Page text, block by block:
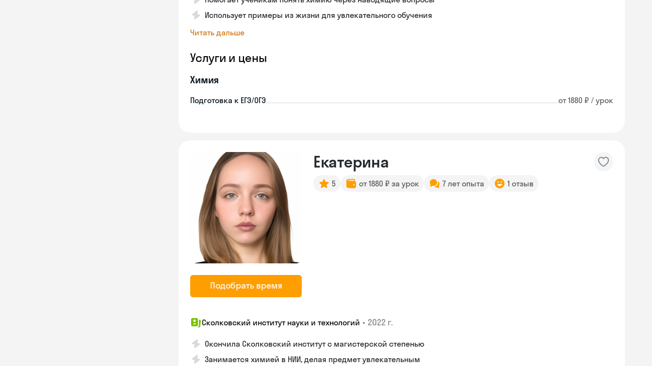
Использует примеры из жизни для увлекательного обучения
Читать дальше
Услуги и цены
Химия
Подготовка к ЕГЭ/ОГЭ от 1880 ₽ / урок
Подобрать время
Екатерина
5 от 1880 ₽ за урок 7 лет опыта 1 отзыв
Сколковский институт науки и технологий • 2022 г.
Окончила Сколковский институт с магистерской степенью
Занимается химией в НИИ, делая предмет увлекательным